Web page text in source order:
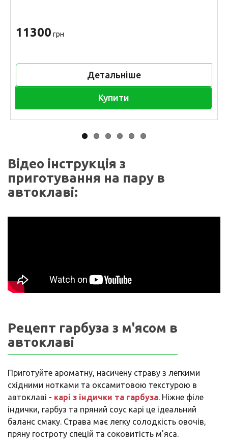
11300 грн
Детальніше
Купити
Відео інструкція з
приготування на пару в
автоклаві:
Рецепт гарбуза з м'ясом в
автоклаві
Приготуйте ароматну, насичену страву з легкими
східними нотками та оксамитовою текстурою в
автоклаві - карі з індички та гарбуза. Ніжне філе
індички, гарбуз та пряний соус карі це ідеальний
баланс смаку. Страва має легку солодкість овочів,
пряну гостроту спецій та соковитість м'яса.